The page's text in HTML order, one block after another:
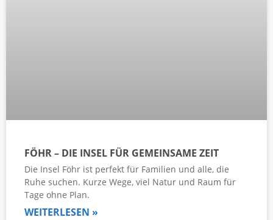
FÖHR – DIE INSEL FÜR GEMEINSAME ZEIT
Die Insel Föhr ist perfekt für Familien und alle, die
Ruhe suchen. Kurze Wege, viel Natur und Raum für
Tage ohne Plan.
WEITERLESEN »